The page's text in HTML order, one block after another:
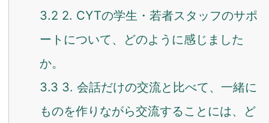
3.2 2. CYTの学生・若者スタッフのサポ
ートについて、どのように感じました
か。
3.3 3. 会話だけの交流と比べて、一緒に
ものを作りながら交流することには、ど